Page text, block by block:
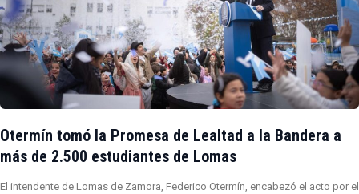
Otermín tomó la Promesa de Lealtad a la Bandera a
más de 2.500 estudiantes de Lomas
El intendente de Lomas de Zamora, Federico Otermín, encabezó el acto por el